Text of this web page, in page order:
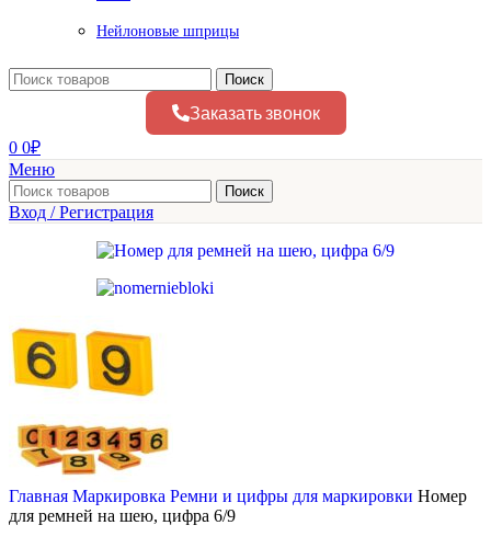
Нейлоновые шприцы
Поиск
Заказать звонок
0 0₽
Меню
Поиск
Вход / Регистрация
Главная Маркировка Ремни и цифры для маркировки Номер
для ремней на шею, цифра 6/9